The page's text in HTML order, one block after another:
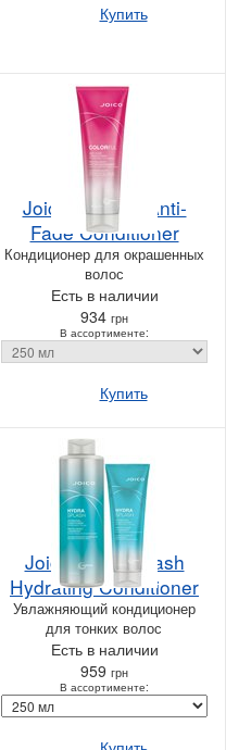
Купить
Joico Colorful Anti-
Fade Conditioner
Кондиционер для окрашенных
волос
Есть в наличии
934 грн
В ассортименте:
Купить
Joico Hydrasplash
Hydrating Conditioner
Увлажняющий кондиционер
для тонких волос
Есть в наличии
959 грн
В ассортименте: